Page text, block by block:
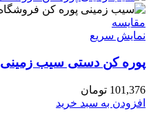
مقايسه
نمایش سریع
پوره کن دستی سیب زمینی
101,376 تومان
افزودن به سبد خرید